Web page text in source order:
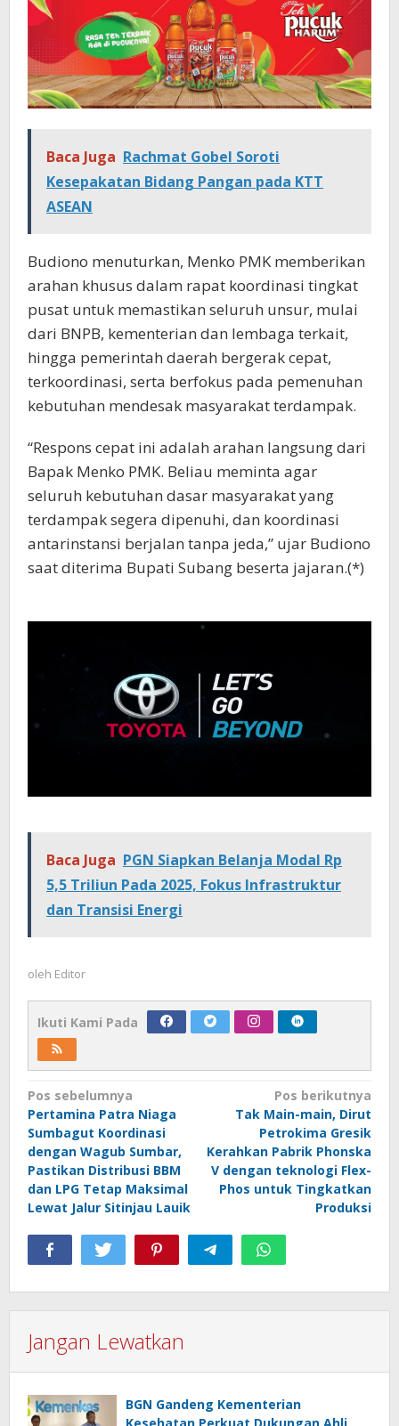
Baca Juga Rachmat Gobel Soroti
Kesepakatan Bidang Pangan pada KTT
ASEAN
Budiono menuturkan, Menko PMK memberikan
arahan khusus dalam rapat koordinasi tingkat
pusat untuk memastikan seluruh unsur, mulai
dari BNPB, kementerian dan lembaga terkait,
hingga pemerintah daerah bergerak cepat,
terkoordinasi, serta berfokus pada pemenuhan
kebutuhan mendesak masyarakat terdampak.
“Respons cepat ini adalah arahan langsung dari
Bapak Menko PMK. Beliau meminta agar
seluruh kebutuhan dasar masyarakat yang
terdampak segera dipenuhi, dan koordinasi
antarinstansi berjalan tanpa jeda,” ujar Budiono
saat diterima Bupati Subang beserta jajaran.(*)
Baca Juga PGN Siapkan Belanja Modal Rp
5,5 Triliun Pada 2025, Fokus Infrastruktur
dan Transisi Energi
oleh Editor
Ikuti Kami Pada
Navigasi
pos
Pos sebelumnya
Pertamina Patra Niaga
Sumbagut Koordinasi
dengan Wagub Sumbar,
Pastikan Distribusi BBM
dan LPG Tetap Maksimal
Lewat Jalur Sitinjau Lauik
Pos berikutnya
Tak Main-main, Dirut
Petrokima Gresik
Kerahkan Pabrik Phonska
V dengan teknologi Flex-
Phos untuk Tingkatkan
Produksi
Jangan Lewatkan
BGN Gandeng Kementerian
Kesehatan Perkuat Dukungan Ahli